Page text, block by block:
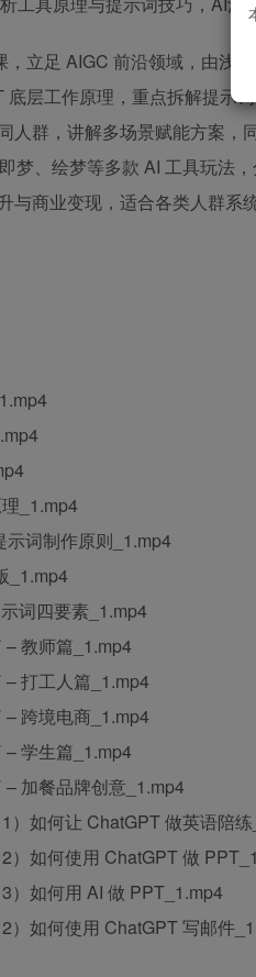
立足 AIGC 前沿领域，由浅
底层工作原理，重点拆解提示
人群，讲解多场景赋能方案
梦、绘梦等多款 AI 工具玩法
商业变现，适合各类人群系
_1.mp4
词制作原则_1.mp4
_1.mp4
词四要素_1.mp4
教师篇_1.mp4
打工人篇_1.mp4
跨境电商_1.mp4
– 学生篇_1.mp4
加餐品牌创意_1.mp4
）如何让 ChatGPT 做英语陪
）如何使用 ChatGPT 做
）如何用 AI 做 PPT_1.mp4
）如何使用 ChatGPT 写邮件